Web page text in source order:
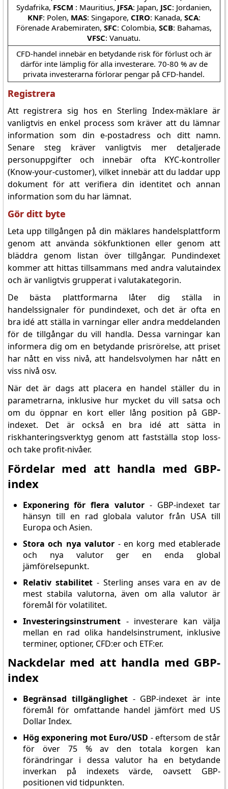
Sydafrika, FSCM : Mauritius, JFSA: Japan, JSC: Jordanien,
KNF: Polen, MAS: Singapore, CIRO: Kanada, SCA:
Förenade Arabemiraten, SFC: Colombia, SCB: Bahamas,
VFSC: Vanuatu.
CFD-handel innebär en betydande risk för förlust och är
därför inte lämplig för alla investerare. 70-80 % av de
privata investerarna förlorar pengar på CFD-handel.
Registrera
Att registrera sig hos en Sterling Index-mäklare är
vanligtvis en enkel process som kräver att du lämnar
information som din e-postadress och ditt namn.
Senare steg kräver vanligtvis mer detaljerade
personuppgifter och innebär ofta KYC-kontroller
(Know-your-customer), vilket innebär att du laddar upp
dokument för att verifiera din identitet och annan
information som du har lämnat.
Gör ditt byte
Leta upp tillgången på din mäklares handelsplattform
genom att använda sökfunktionen eller genom att
bläddra genom listan över tillgångar. Pundindexet
kommer att hittas tillsammans med andra valutaindex
och är vanligtvis grupperat i valutakategorin.
De bästa plattformarna låter dig ställa in
handelssignaler för pundindexet, och det är ofta en
bra idé att ställa in varningar eller andra meddelanden
för de tillgångar du vill handla. Dessa varningar kan
informera dig om en betydande prisrörelse, att priset
har nått en viss nivå, att handelsvolymen har nått en
viss nivå osv.
När det är dags att placera en handel ställer du in
parametrarna, inklusive hur mycket du vill satsa och
om du öppnar en kort eller lång position på GBP-
indexet. Det är också en bra idé att sätta in
riskhanteringsverktyg genom att fastställa stop loss-
och take profit-nivåer.
Fördelar med att handla med GBP-
index
Exponering för flera valutor - GBP-indexet tar
hänsyn till en rad globala valutor från USA till
Europa och Asien.
Stora och nya valutor - en korg med etablerade
och nya valutor ger en enda global
jämförelsepunkt.
Relativ stabilitet- Sterling anses vara en av de
mest stabila valutorna, även om alla valutor är
föremål för volatilitet.
Investeringsinstrument- investerare kan välja
mellan en rad olika handelsinstrument, inklusive
terminer, optioner, CFD:er och ETF:er.
Nackdelar med att handla med GBP-
index
Begränsad tillgänglighet - GBP-indexet är inte
föremål för omfattande handel jämfört med US
Dollar Index.
Hög exponering mot Euro/USD - eftersom de står
för över 75 % av den totala korgen kan
förändringar i dessa valutor ha en betydande
inverkan på indexets värde, oavsett GBP-
positionen vid tidpunkten.